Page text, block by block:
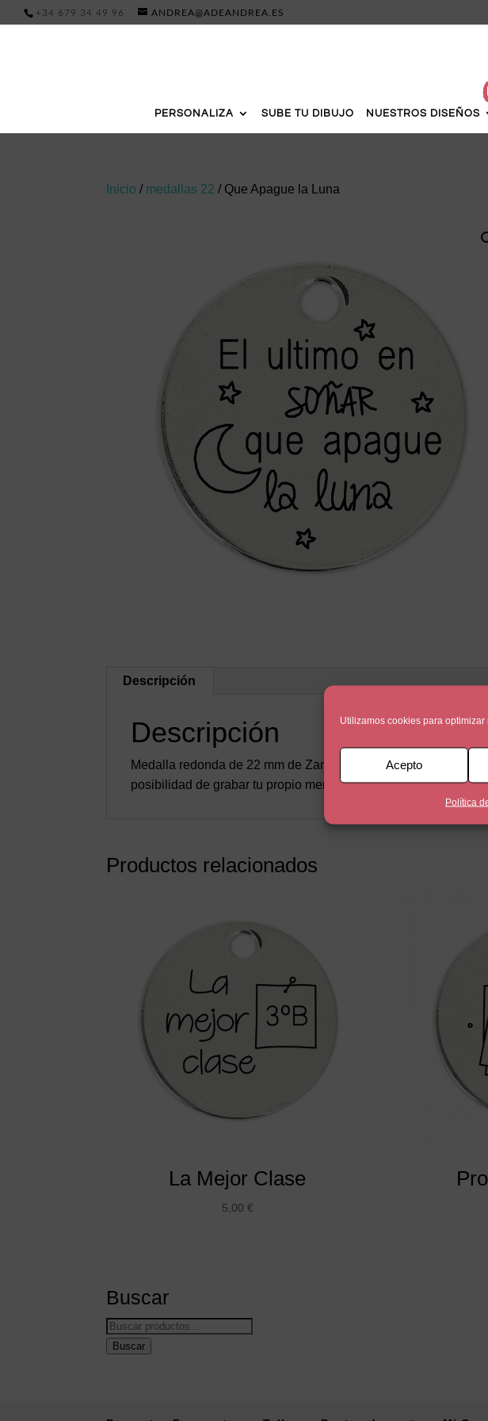
Utilizamos cookies para
Acepto
Política
+34 679 34 49 96 ANDREA@ADEANDREA.ES
PERSONALIZA SUBE TU DIBUJO NUESTROS DISEÑOS
Inicio / medallas 22 / Que Apague la Luna
Descripción
Descripción
Medalla redonda de 22 mm de Zamak con un baño de plata
posibilidad de grabar tu propio mensaje en la otra cara de la
Productos relacionados
La Mejor Clase
5,00 €
Buscar
Buscar
por:
Buscar